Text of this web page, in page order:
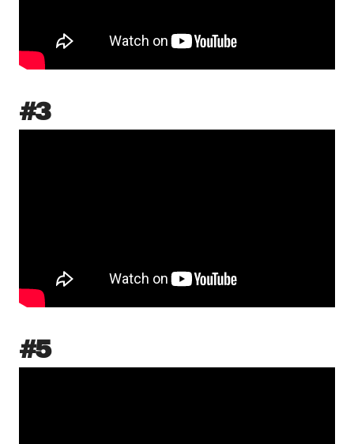
Production de films
Captation d’événements
#3
#5